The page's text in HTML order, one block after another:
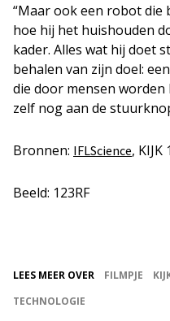
“Maar ook een robot die
hoe hij het huishouden
kader. Alles wat hij doet
behalen van zijn doel:
die door mensen worden
zelf nog aan de
Bronnen: IFLScience, KIJK
Beeld: 123RF
LEES MEER OVER FILMPJE
TECHNOLOGIE